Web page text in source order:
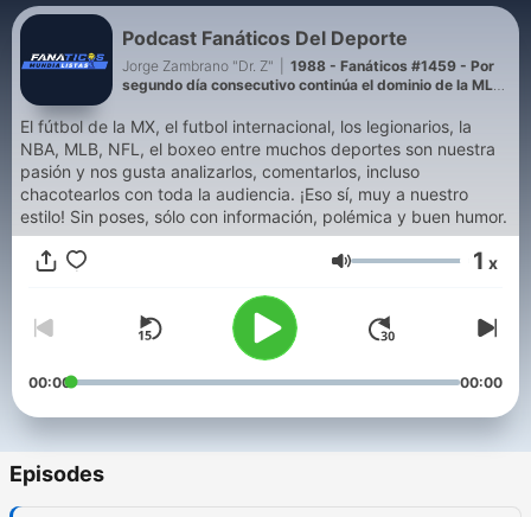
Podcast Fanáticos Del Deporte
Jorge Zambrano "Dr. Z"
1988 - Fanáticos #1459 - Por
segundo día consecutivo continúa el dominio de la MLS
en Toluca, Mohamed demostró que la localía siempre es
factor.
El fútbol de la MX, el futbol internacional, los legionarios, la
NBA, MLB, NFL, el boxeo entre muchos deportes son nuestra
pasión y nos gusta analizarlos, comentarlos, incluso
chacotearlos con toda la audiencia. ¡Eso sí, muy a nuestro
estilo! Sin poses, sólo con información, polémica y buen humor.
Volume 1 x
00:00 00:00
Episodes